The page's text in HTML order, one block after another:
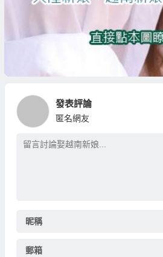
發表評論
匿名網友
昵稱
郵箱